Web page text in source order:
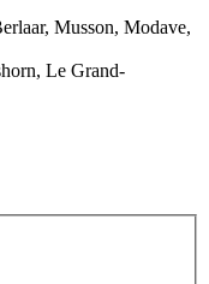
Musson, Modave,
Le Grand-